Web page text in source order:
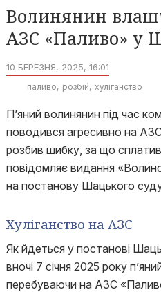
Волинянин
АЗС «Паливо» у
10 БЕРЕЗНЯ, 2025, 16:01
паливо розбій хуліганство
П’яний волинянин під час
поводився агресивно на
розбив шибку, за що
повідомляє видання
на постанову Шацького
Хуліганство на АЗС
Як йдеться у постанові
вночі 7 січня 2025 року
перебуваючи на АЗС